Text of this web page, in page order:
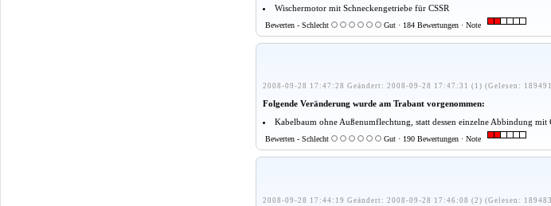
Wischermotor mit Schneckengetriebe für CSSR
Bewerten - Schlecht Gut · 184 Bewertungen · Note
2008-09-28 17:47:28 Geändert: 2008-09-28 17:47:31 (1) (Gelesen:
Folgende Veränderung wurde am Trabant vorgenommen:
Kabelbaum ohne Außenumflechtung, statt dessen einzelne Abbindung mit
Bewerten - Schlecht Gut · 190 Bewertungen · Note
2008-09-28 17:44:19 Geändert: 2008-09-28 17:46:08 (2) (Gelesen: